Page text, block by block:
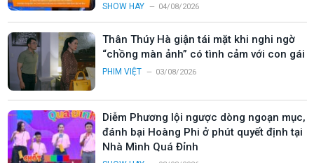
SHOW HAY 04/08/2026
Thân Thúy Hà giận tái mặt khi nghi ngờ
“chồng màn ảnh” có tình cảm với con gái
PHIM VIỆT 03/08/2026
Diễm Phương lội ngược dòng ngoạn mục,
đánh bại Hoàng Phi ở phút quyết định tại
Nhà Mình Quá Đỉnh